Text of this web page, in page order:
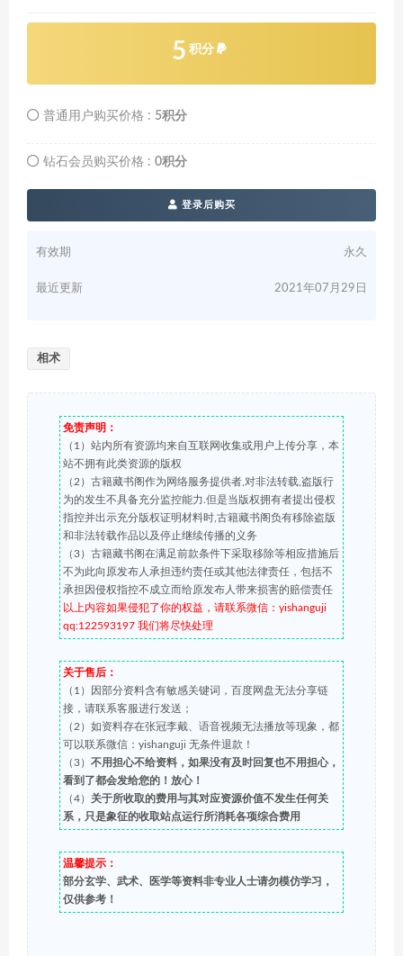
5 积分
普通用户购买价格 : 5积分
钻石会员购买价格 : 0积分
登录后购买
有效期 永久
最近更新 2021年07月29日
相术
免责声明：
（1）站内所有资源均来自互联网收集或用户上传分享，本
站不拥有此类资源的版权
（2）古籍藏书阁作为网络服务提供者,对非法转载,盗版行
为的发生不具备充分监控能力.但是当版权拥有者提出侵权
指控并出示充分版权证明材料时,古籍藏书阁负有移除盗版
和非法转载作品以及停止继续传播的义务
（3）古籍藏书阁在满足前款条件下采取移除等相应措施后
不为此向原发布人承担违约责任或其他法律责任，包括不
承担因侵权指控不成立而给原发布人带来损害的赔偿责任
以上内容如果侵犯了你的权益，请联系微信：yishanguji
qq:122593197 我们将尽快处理
关于售后：
（1）因部分资料含有敏感关键词，百度网盘无法分享链
接，请联系客服进行发送；
（2）如资料存在张冠李戴、语音视频无法播放等现象，都
可以联系微信：yishanguji 无条件退款！
（3） 不用担心不给资料，如果没有及时回复也不用担心，
看到了都会发给您的！放心！
（4） 关于所收取的费用与其对应资源价值不发生任何关
系，只是象征的收取站点运行所消耗各项综合费用
温馨提示：
部分玄学、武术、医学等资料非专业人士请勿模仿学习，
仅供参考！